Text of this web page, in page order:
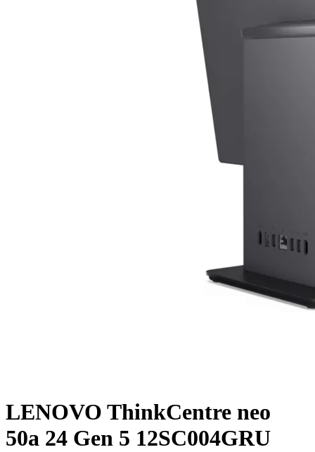
LENOVO ThinkCentre neo
50a 24 Gen 5 12SC004GRU